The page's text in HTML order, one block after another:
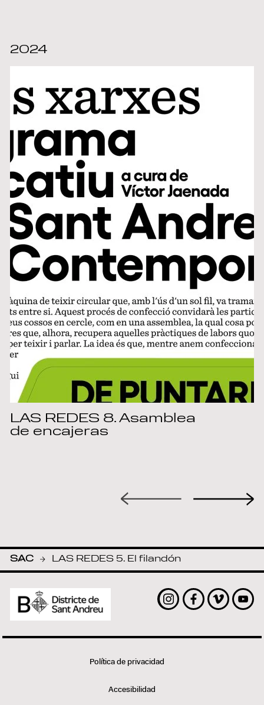
SAC
- LAS REDES 5. El filandón
2024
LAS REDES 8. Asamblea
de encajeras
Instagram
Facebook
Vimeo
Política de privacidad
Accesibilidad